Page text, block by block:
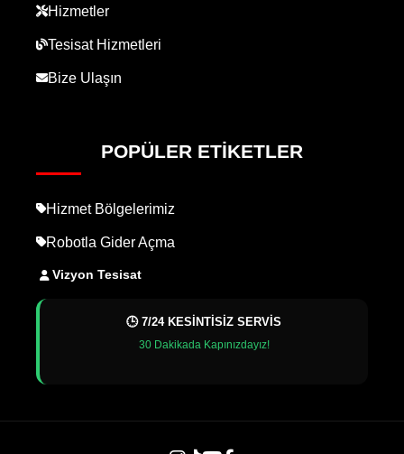
Hizmetler
Tesisat Hizmetleri
Bize Ulaşın
POPÜLER ETIKETLER
Hizmet Bölgelerimiz
Robotla Gider Açma
Vizyon Tesisat
🕒 7/24 KESİNTİSİZ SERVİS
30 Dakikada Kapınızdayız!